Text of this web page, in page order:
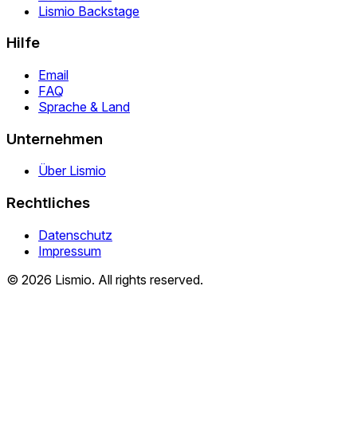
Lismio Backstage
Hilfe
Email
FAQ
Sprache & Land
Unternehmen
Über Lismio
Rechtliches
Datenschutz
Impressum
© 2026 Lismio. All rights reserved.